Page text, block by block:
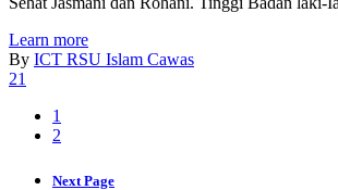
Learn more
By ICT RSU Islam Cawas
21
1
2
Next Page